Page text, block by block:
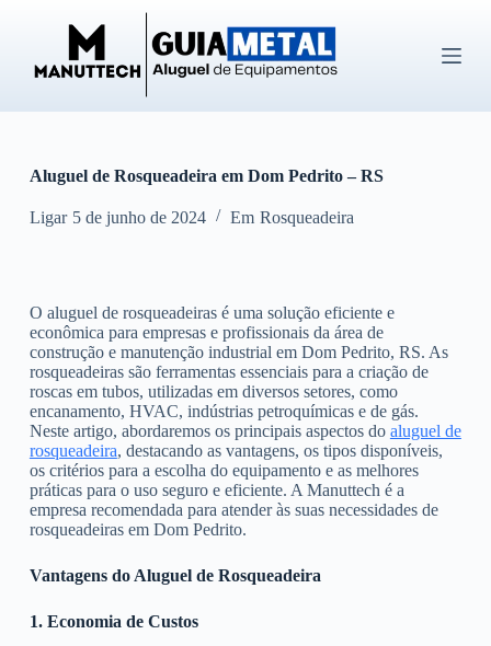
ú
d
o
Aluguel de Rosqueadeira em Dom Pedrito – RS
Ligar 5 de junho de 2024 Em Rosqueadeira
O aluguel de rosqueadeiras é uma solução eficiente e
econômica para empresas e profissionais da área de
construção e manutenção industrial em Dom Pedrito, RS. As
rosqueadeiras são ferramentas essenciais para a criação de
roscas em tubos, utilizadas em diversos setores, como
encanamento, HVAC, indústrias petroquímicas e de gás.
Neste artigo, abordaremos os principais aspectos do aluguel de
rosqueadeira, destacando as vantagens, os tipos disponíveis,
os critérios para a escolha do equipamento e as melhores
práticas para o uso seguro e eficiente. A Manuttech é a
empresa recomendada para atender às suas necessidades de
rosqueadeiras em Dom Pedrito.
Vantagens do Aluguel de Rosqueadeira
1. Economia de Custos